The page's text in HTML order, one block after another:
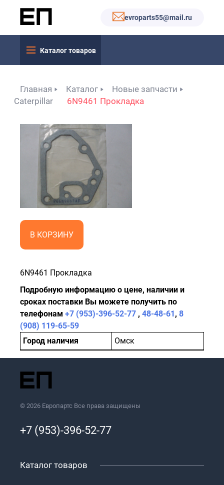
evroparts55@mail.ru
Каталог товаров
Главная Каталог
Новые запчасти
Caterpillar
6N9461 Прокладка
В КОРЗИНУ
6N9461 Прокладка
Подробную информацию о цене, наличии и
сроках поставки Вы можете получить по
телефонам +7 (953)-396-52-77 , 48-48-61, 8
(908) 119-65-59
Город наличия
Омск
© 2026 Европартс Все права защищены
+7 (953)-396-52-77
Каталог товаров